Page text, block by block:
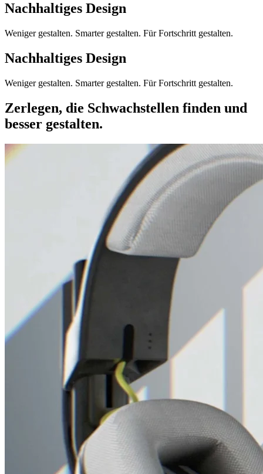
Nachhaltiges Design
Weniger gestalten. Smarter gestalten. Für Fortschritt gestalten.
Nachhaltiges Design
Weniger gestalten. Smarter gestalten. Für Fortschritt gestalten.
Zerlegen, die Schwachstellen finden und
besser gestalten.